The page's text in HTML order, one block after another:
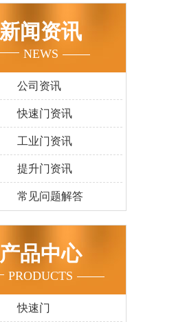
新闻资讯
NEWS
公司资讯
快速门资讯
工业门资讯
提升门资讯
常见问题解答
产品中心
PRODUCTS
快速门